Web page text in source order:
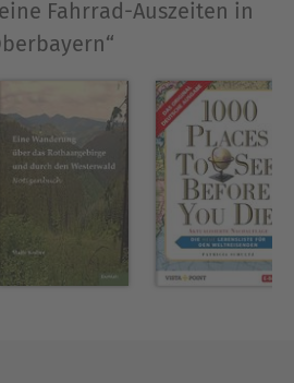
Fahrrad-Auszeiten in